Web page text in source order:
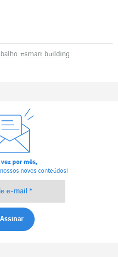
#smart building
por mês,
novos conteúdos!